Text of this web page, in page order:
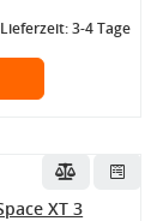
Lieferzeit: 3-4 Tage
XT 3